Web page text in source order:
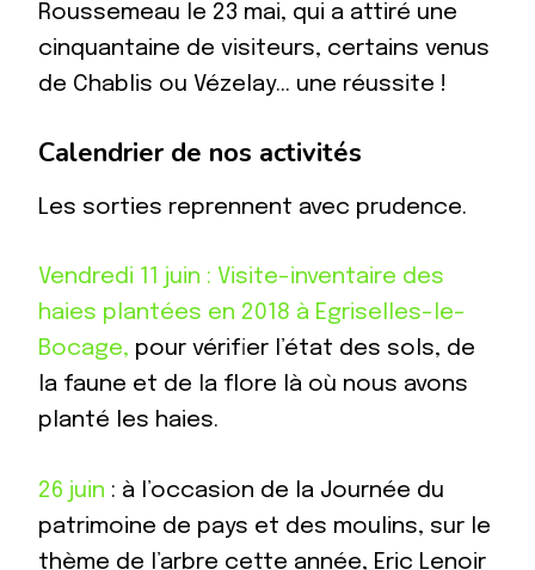
Roussemeau le 23 mai, qui a attiré une
cinquantaine de visiteurs, certains venus
de Chablis ou Vézelay… une réussite !
Calendrier de nos activités
Les sorties reprennent avec prudence.
Vendredi 11 juin : Visite-inventaire des
haies plantées en 2018 à Egriselles-le-
Bocage, pour vérifier l’état des sols, de
la faune et de la flore là où nous avons
planté les haies.
26 juin : à l’occasion de la Journée du
patrimoine de pays et des moulins, sur le
thème de l’arbre cette année, Eric Lenoir